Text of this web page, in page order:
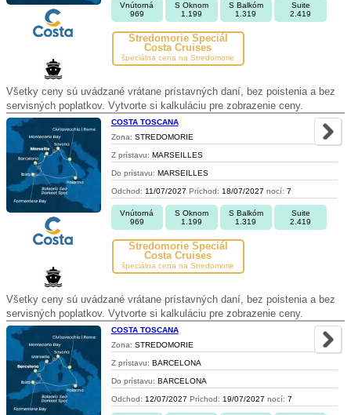
Vnútorná
969
S Oknom
1.199
S Balkóm
1.319
Suite
2.419
Stredomorie Špeciál
Costa Cruises
špeciálna cena na Stredomorie
Všetky ceny sú uvádzané vrátane prístavných daní, bez poistenia a bez
servisných poplatkov. Vytvorte si kalkuláciu pre zobrazenie ceny.
COSTA TOSCANA
Zona: STREDOMORIE
Z prístavu: MARSEILLES
Do prístavu: MARSEILLES
Odchod: 11/07/2027 Príchod: 18/07/2027 nocí: 7
Vnútorná
969
S Oknom
1.199
S Balkóm
1.319
Suite
2.419
Stredomorie Špeciál
Costa Cruises
špeciálna cena na Stredomorie
Všetky ceny sú uvádzané vrátane prístavných daní, bez poistenia a bez
servisných poplatkov. Vytvorte si kalkuláciu pre zobrazenie ceny.
COSTA TOSCANA
Zona: STREDOMORIE
Z prístavu: BARCELONA
Do prístavu: BARCELONA
Odchod: 12/07/2027 Príchod: 19/07/2027 nocí: 7